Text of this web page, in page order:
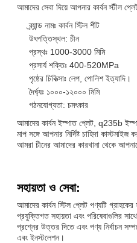
আমাদের সেবা দিয়ে আপনার কার্বন স্টীল
ব্র্যান্ড নামঃ কার্বন স্টিল শীট
উৎপত্তিস্থল: চীন
প্রস্থঃ 1000-3000 মিমি
প্রসার্য শক্তিঃ 400-520MPa
পৃষ্ঠের চিকিত্সাঃ লেপ, পোলিশ ইত্যাদি।
দৈর্ঘ্যঃ ১০০০-১২০০০ মিমি
গঠনযোগ্যতা: চমৎকার
আমাদের কার্বন ইস্পাত প্লেট, q235b
মাপ সঙ্গে আপনার নির্দিষ্ট চাহিদা
আমরা চীনের আমাদের কারখানা থেকে
সহায়তা ও সেবা:
আমাদের কার্বন স্টিল প্লেট পণ্যটি গ্রাহকের
প্রযুক্তিগত সহায়তা এবং পরিষেবাগুলির
প্রশ্নের উত্তর দিতে এবং পণ্য নির্বাচন
এবং ইনস্টলেশন।